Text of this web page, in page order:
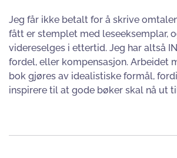
Jeg får ikke betalt for å skrive
fått er stemplet med leseeksemplar,
videreselges i ettertid. Jeg har altså
fordel, eller kompensasjon. Arbeidet
bok gjøres av idealistiske formål,
inspirere til at gode bøker skal nå ut